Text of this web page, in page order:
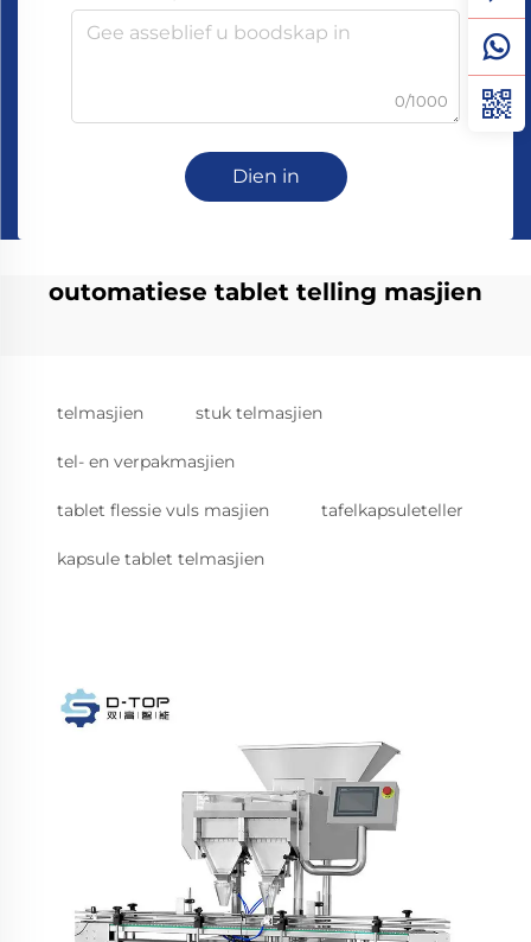
0/1000
Dien in
outomatiese tablet telling masjien
telmasjien stuk telmasjien
tel- en verpakmasjien
tablet flessie vuls masjien tafelkapsuleteller
kapsule tablet telmasjien